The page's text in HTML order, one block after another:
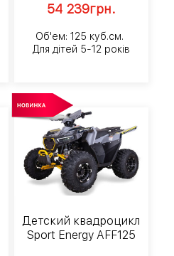
54 239грн.
Об'ем: 125 куб.см.
Для дітей 5-12 років
Детский квадроцикл
Sport Energy AFF125